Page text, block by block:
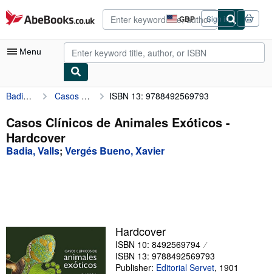
Skip to main content
AbeBooks.co.uk GBP
Site
shopping
preferences
Sign in
Menu
My Account
My Purchases
Advanced Search
Browse Collections
Textbooks
Sellers
Start Selling
Badia, Valls Casos Clínicos de Animales Exóticos ISBN 13: 9788492569793
Casos Clínicos de Animales Exóticos -
Hardcover
Badia, Valls; Vergés Bueno, Xavier
Hardcover
ISBN 10: 8492569794
ISBN 13: 9788492569793
Publisher: Editorial Servet, 1901